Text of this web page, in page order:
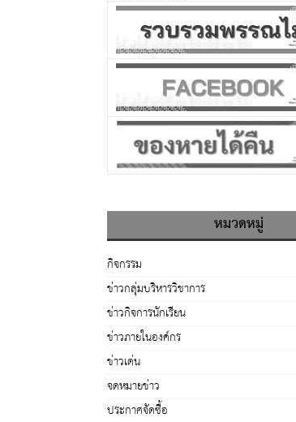
หมวดหมู่
กิจกรรม
ข่าวกลุ่มบริหารวิชาการ
ข่าวกิจการนักเรียน
ข่าวภายในองค์กร
ข่าวเด่น
จดหมายข่าว
ประกาศจัดซื้อ